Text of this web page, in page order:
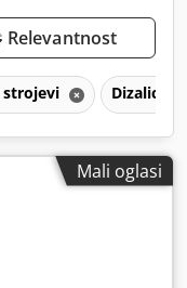
Relevantnost
strojevi Dizalice
Mali oglasi